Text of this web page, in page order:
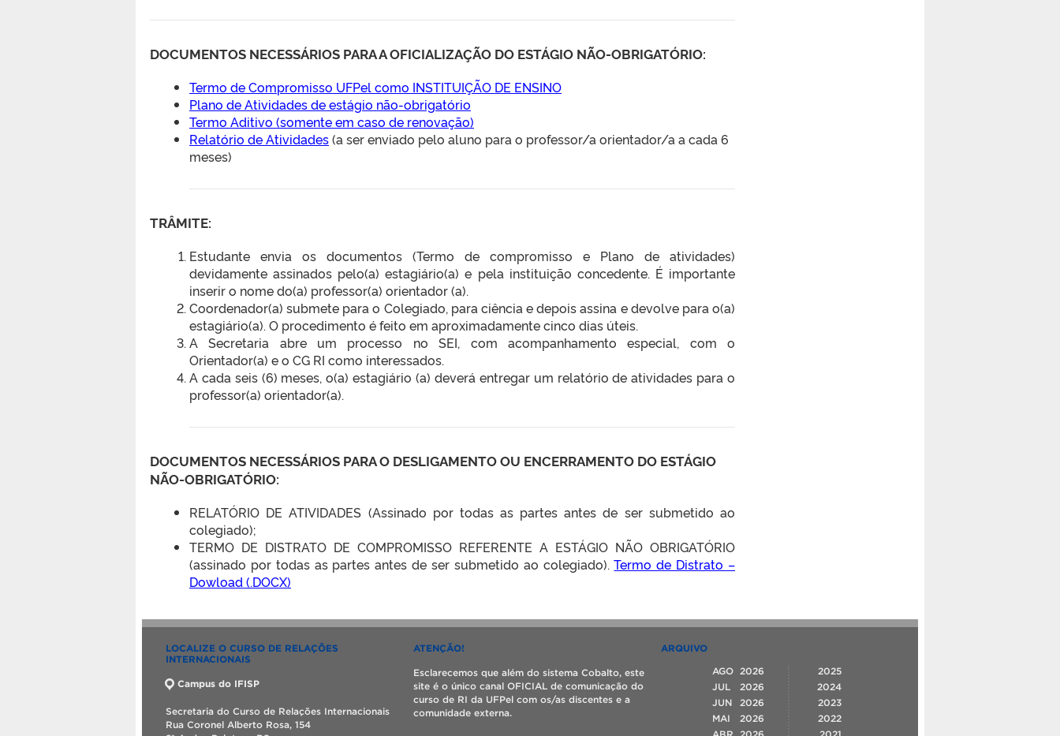
DOCUMENTOS NECESSÁRIOS PARA A OFICIALIZAÇÃO DO ESTÁGIO NÃO-OBRIGATÓRIO:
Termo de Compromisso UFPel como INSTITUIÇÃO DE ENSINO
Plano de Atividades de estágio não-obrigatório
Termo Aditivo (somente em caso de renovação)
Relatório de Atividades(a ser enviado pelo aluno para o professor/a orientador/a a cada 6
meses)
TRÂMITE:
Estudante envia os documentos (Termo de compromisso e Plano de atividades)
devidamente assinados pelo(a) estagiário(a) e pela instituição concedente. É importante
inserir o nome do(a) professor(a) orientador (a).
Coordenador(a) submete para o Colegiado, para ciência e depois assina e devolve para o(a)
estagiário(a). O procedimento é feito em aproximadamente cinco dias úteis.
A Secretaria abre um processo no SEI, com acompanhamento especial, com o
Orientador(a) e o CG RI como interessados.
A cada seis (6) meses, o(a) estagiário (a) deverá entregar um relatório de atividades para o
professor(a) orientador(a).
DOCUMENTOS NECESSÁRIOS PARA O DESLIGAMENTO OU ENCERRAMENTO DO ESTÁGIO
NÃO-OBRIGATÓRIO:
RELATÓRIO DE ATIVIDADES (Assinado por todas as partes antes de ser submetido ao
colegiado);
TERMO DE DISTRATO DE COMPROMISSO REFERENTE A ESTÁGIO NÃO OBRIGATÓRIO
(assinado por todas as partes antes de ser submetido ao colegiado).Termo de Distrato –
Dowload (.DOCX)
LOCALIZE O CURSO DE RELAÇÕES
INTERNACIONAIS
Campus do IFISP
Secretaria do Curso de Relações Internacionais
Rua Coronel Alberto Rosa, 154
ATENÇÃO!
Esclarecemos que além do sistema Cobalto, este
site é o único canal OFICIAL de comunicação do
curso de RI da UFPel com os/as discentes e a
comunidade externa.
ARQUIVO
AGO
2026
JUL
2026
JUN
2026
MAI
2026
ABR
2026
2025
2024
2023
2022
2021